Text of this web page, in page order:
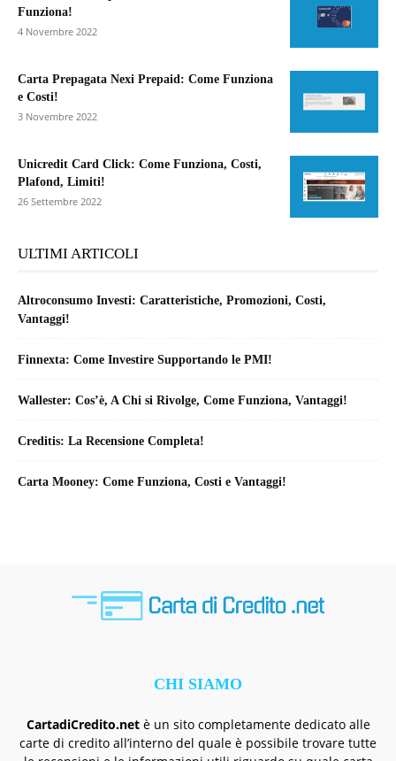
Funziona!
4 Novembre 2022
Carta Prepagata Nexi Prepaid: Come Funziona
e Costi!
3 Novembre 2022
Unicredit Card Click: Come Funziona, Costi,
Plafond, Limiti!
26 Settembre 2022
ULTIMI ARTICOLI
Altroconsumo Investi: Caratteristiche, Promozioni, Costi,
Vantaggi!
Finnexta: Come Investire Supportando le PMI!
Wallester: Cos’è, A Chi si Rivolge, Come Funziona, Vantaggi!
Creditis: La Recensione Completa!
Carta Mooney: Come Funziona, Costi e Vantaggi!
CHI SIAMO
CartadiCredito.netè un sito completamente dedicato alle
carte di credito all’interno del quale è possibile trovare tutte